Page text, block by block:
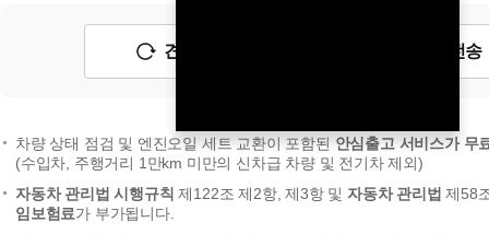
견적 초기화 예상 견적 전송
차량 상태 점검 및 엔진오일 세트 교환이 포함된안심출고 서비스가 무
(수입차, 주행거리 1만km 미만의 신차급 차량 및 전기차 제외)
자동차 관리법 시행규칙 제122조 제2항, 제3항 및자동차 관리법 제58
임보험료가 부가됩니다.